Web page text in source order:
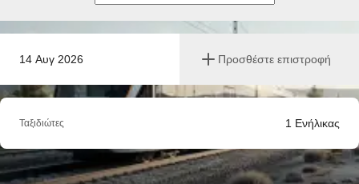
14 Αυγ 2026 Προσθέστε επιστροφή
Ταξιδιώτες 1 Ενήλικας